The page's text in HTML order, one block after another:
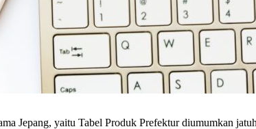
Jepang, yaitu Tabel Produk Prefektur diumumkan